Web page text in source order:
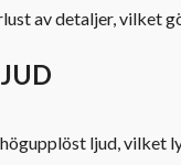
av detaljer, vilket
ljud, vilket